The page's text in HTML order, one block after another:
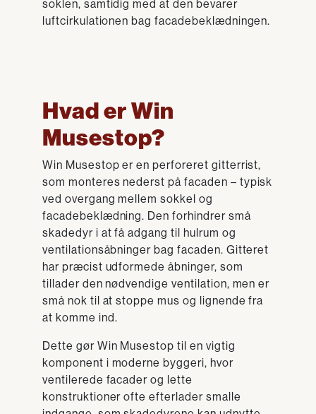
soklen, samtidig med at den bevarer
luftcirkulationen bag facadebeklædningen.
Hvad er Win
Musestop?
Win Musestop er en perforeret gitterrist,
som monteres nederst på facaden – typisk
ved overgang mellem sokkel og
facadebeklædning. Den forhindrer små
skadedyr i at få adgang til hulrum og
ventilationsåbninger bag facaden. Gitteret
har præcist udformede åbninger, som
tillader den nødvendige ventilation, men er
små nok til at stoppe mus og lignende fra
at komme ind.
Dette gør Win Musestop til en vigtig
komponent i moderne byggeri, hvor
ventilerede facader og lette
konstruktioner ofte efterlader smalle